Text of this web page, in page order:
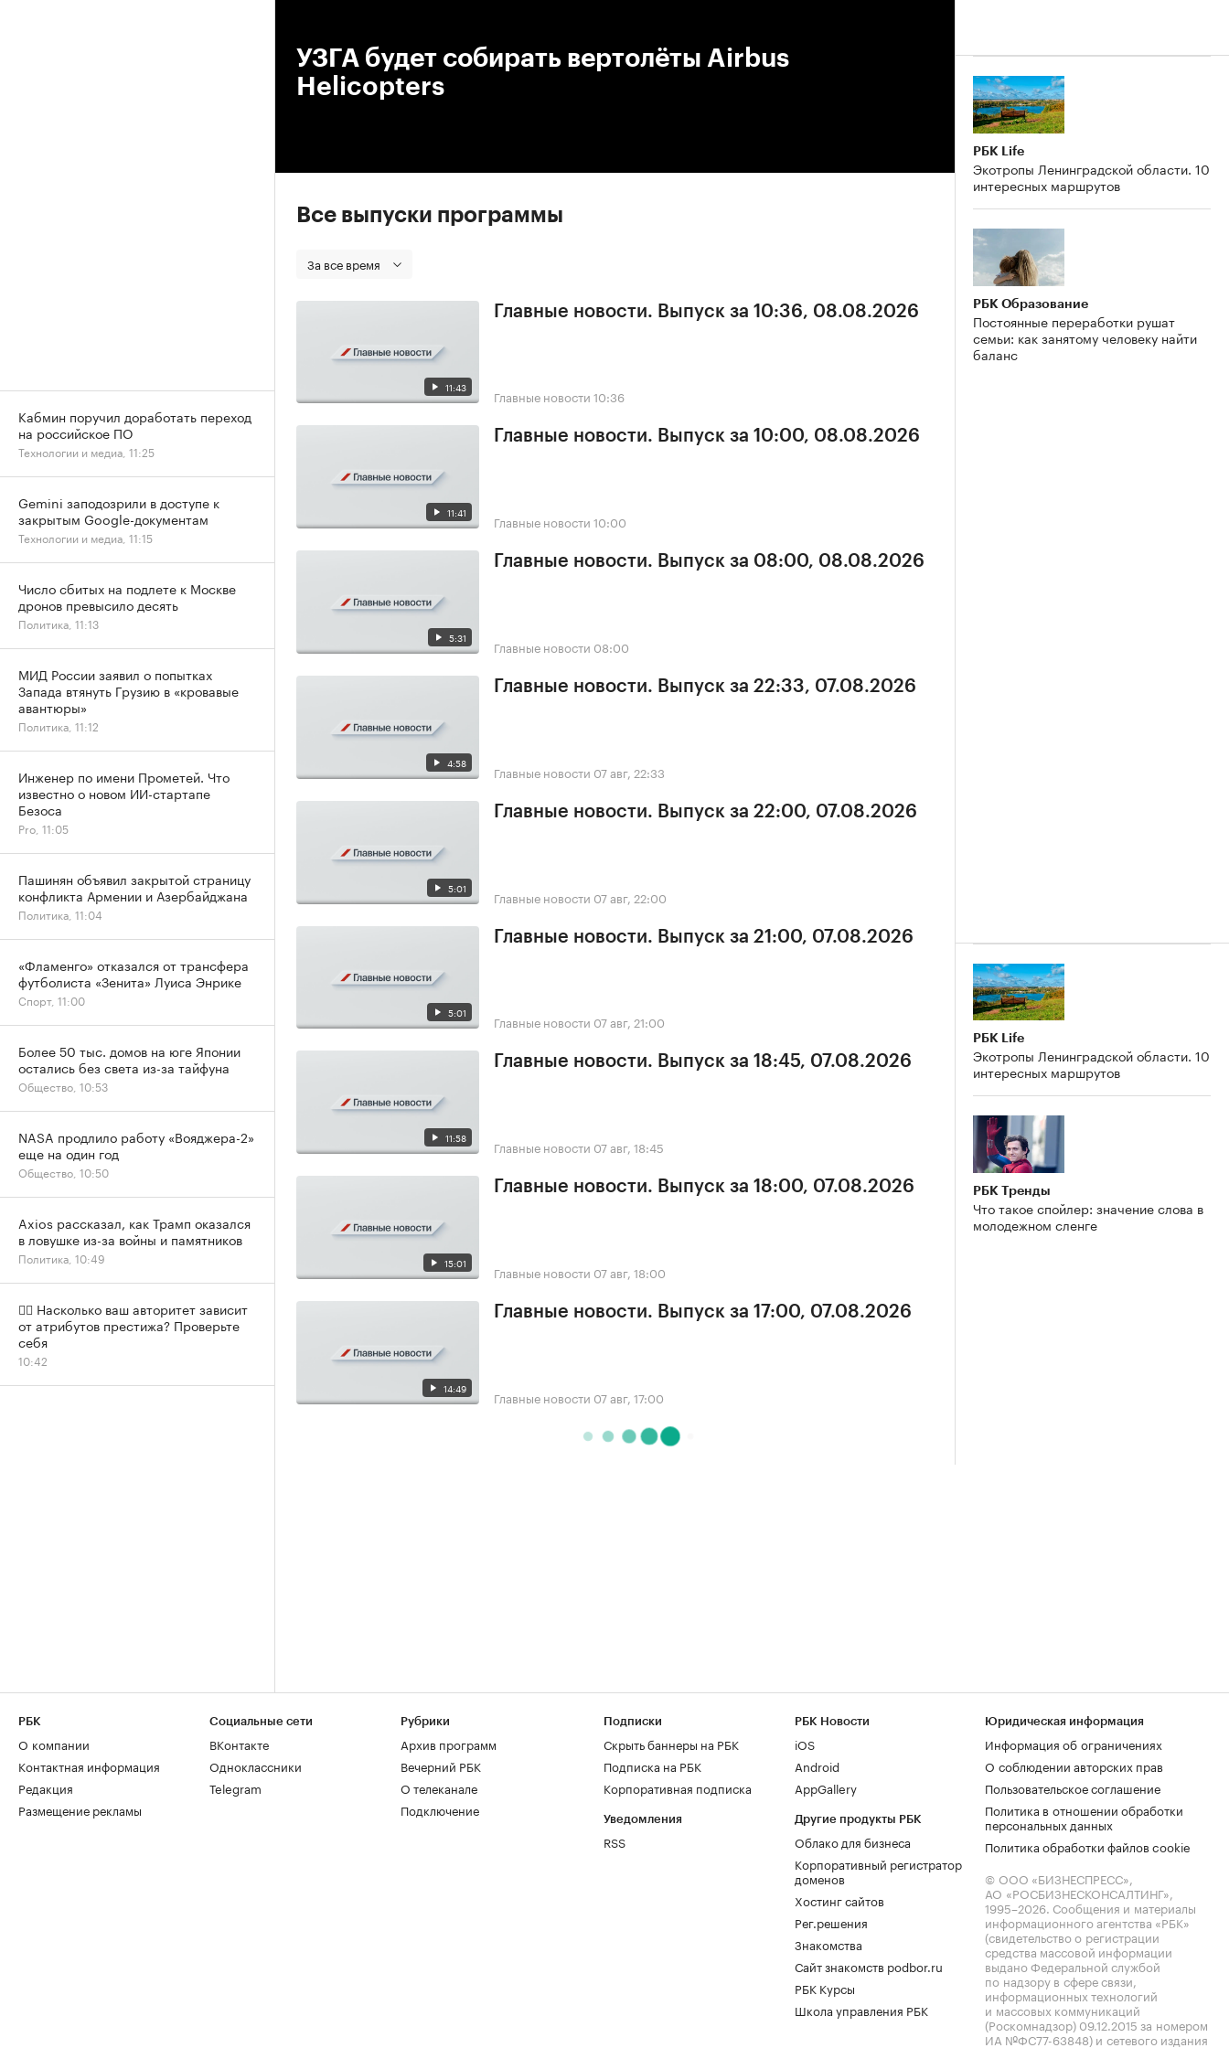
УЗГА будет собирать вертолёты Airbus
Helicopters
Все выпуски программы
За все время
11:43
Главные новости. Выпуск за 10:36, 08.08.2026
Главные новости 10:36
11:41
Главные новости. Выпуск за 10:00, 08.08.2026
Главные новости 10:00
5:31
Главные новости. Выпуск за 08:00, 08.08.2026
Главные новости 08:00
4:58
Главные новости. Выпуск за 22:33, 07.08.2026
Главные новости 07 авг, 22:33
5:01
Главные новости. Выпуск за 22:00, 07.08.2026
Главные новости 07 авг, 22:00
5:01
Главные новости. Выпуск за 21:00, 07.08.2026
Главные новости 07 авг, 21:00
11:58
Главные новости. Выпуск за 18:45, 07.08.2026
Главные новости 07 авг, 18:45
15:01
Главные новости. Выпуск за 18:00, 07.08.2026
Главные новости 07 авг, 18:00
14:49
Главные новости. Выпуск за 17:00, 07.08.2026
Главные новости 07 авг, 17:00
РБК Life
Экотропы Ленинградской области. 10
интересных маршрутов
РБК Образование
Постоянные переработки рушат
семьи: как занятому человеку найти
баланс
РБК Life
Экотропы Ленинградской области. 10
интересных маршрутов
РБК Тренды
Что такое спойлер: значение слова в
молодежном сленге
Кабмин поручил доработать переход
на российское ПО
Технологии и медиа, 11:25
Gemini заподозрили в доступе к
закрытым Google-документам
Технологии и медиа, 11:15
Число сбитых на подлете к Москве
дронов превысило десять
Политика, 11:13
МИД России заявил о попытках
Запада втянуть Грузию в «кровавые
авантюры»
Политика, 11:12
Инженер по имени Прометей. Что
известно о новом ИИ-стартапе
Безоса
Pro, 11:05
Пашинян объявил закрытой страницу
конфликта Армении и Азербайджана
Политика, 11:04
«Фламенго» отказался от трансфера
футболиста «Зенита» Луиса Энрике
Спорт, 11:00
Более 50 тыс. домов на юге Японии
остались без света из-за тайфуна
Общество, 10:53
NASA продлило работу «Вояджера-2»
еще на один год
Общество, 10:50
Axios рассказал, как Трамп оказался
в ловушке из-за войны и памятников
Политика, 10:49
✍🏻 Насколько ваш авторитет зависит
от атрибутов престижа? Проверьте
себя
10:42
РБК
О компании
Контактная информация
Редакция
Размещение рекламы
Социальные сети
ВКонтакте
Одноклассники
Telegram
Рубрики
Архив программ
Вечерний РБК
О телеканале
Подключение
Подписки
Скрыть баннеры на РБК
Подписка на РБК
Корпоративная подписка
Уведомления
RSS
РБК Новости
iOS
Android
AppGallery
Другие продукты РБК
Облако для бизнеса
Корпоративный регистратор
доменов
Хостинг сайтов
Рег.решения
Знакомства
Сайт знакомств podbor.ru
РБК Курсы
Школа управления РБК
Юридическая информация
Информация об ограничениях
О соблюдении авторских прав
Пользовательское соглашение
Политика в отношении обработки
персональных данных
Политика обработки файлов cookie
© ООО «БИЗНЕСПРЕСС»,
АО «РОСБИЗНЕСКОНСАЛТИНГ»,
1995–2026. Сообщения и материалы
информационного агентства «РБК»
(свидетельство о регистрации
средства массовой информации
выдано Федеральной службой
по надзору в сфере связи,
информационных технологий
и массовых коммуникаций
(Роскомнадзор) 09.12.2015 за номером
ИА №ФС77-63848) и сетевого издания